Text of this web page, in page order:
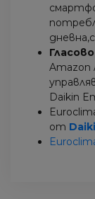
Amazon
Daikin
от